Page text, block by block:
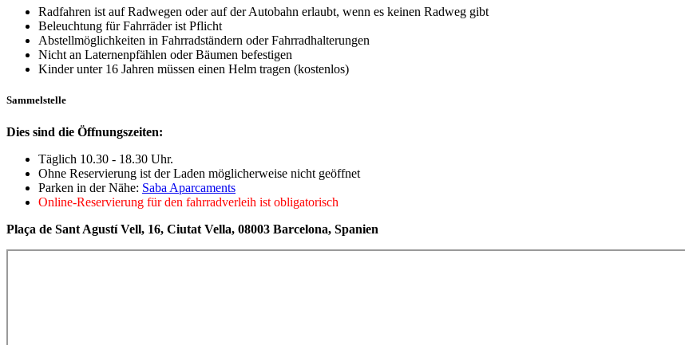
Radfahren ist auf Radwegen oder auf der Autobahn erlaubt, wenn es keinen Radweg gibt
Beleuchtung für Fahrräder ist Pflicht
Abstellmöglichkeiten in Fahrradständern oder Fahrradhalterungen
Nicht an Laternenpfählen oder Bäumen befestigen
Kinder unter 16 Jahren müssen einen Helm tragen (kostenlos)
Sammelstelle
Dies sind die Öffnungszeiten:
Täglich 10.30 - 18.30 Uhr.
Ohne Reservierung ist der Laden möglicherweise nicht geöffnet
Parken in der Nähe: Saba Aparcaments
Online-Reservierung für den fahrradverleih ist obligatorisch
Plaça de Sant Agustí Vell, 16, Ciutat Vella, 08003 Barcelona, Spanien